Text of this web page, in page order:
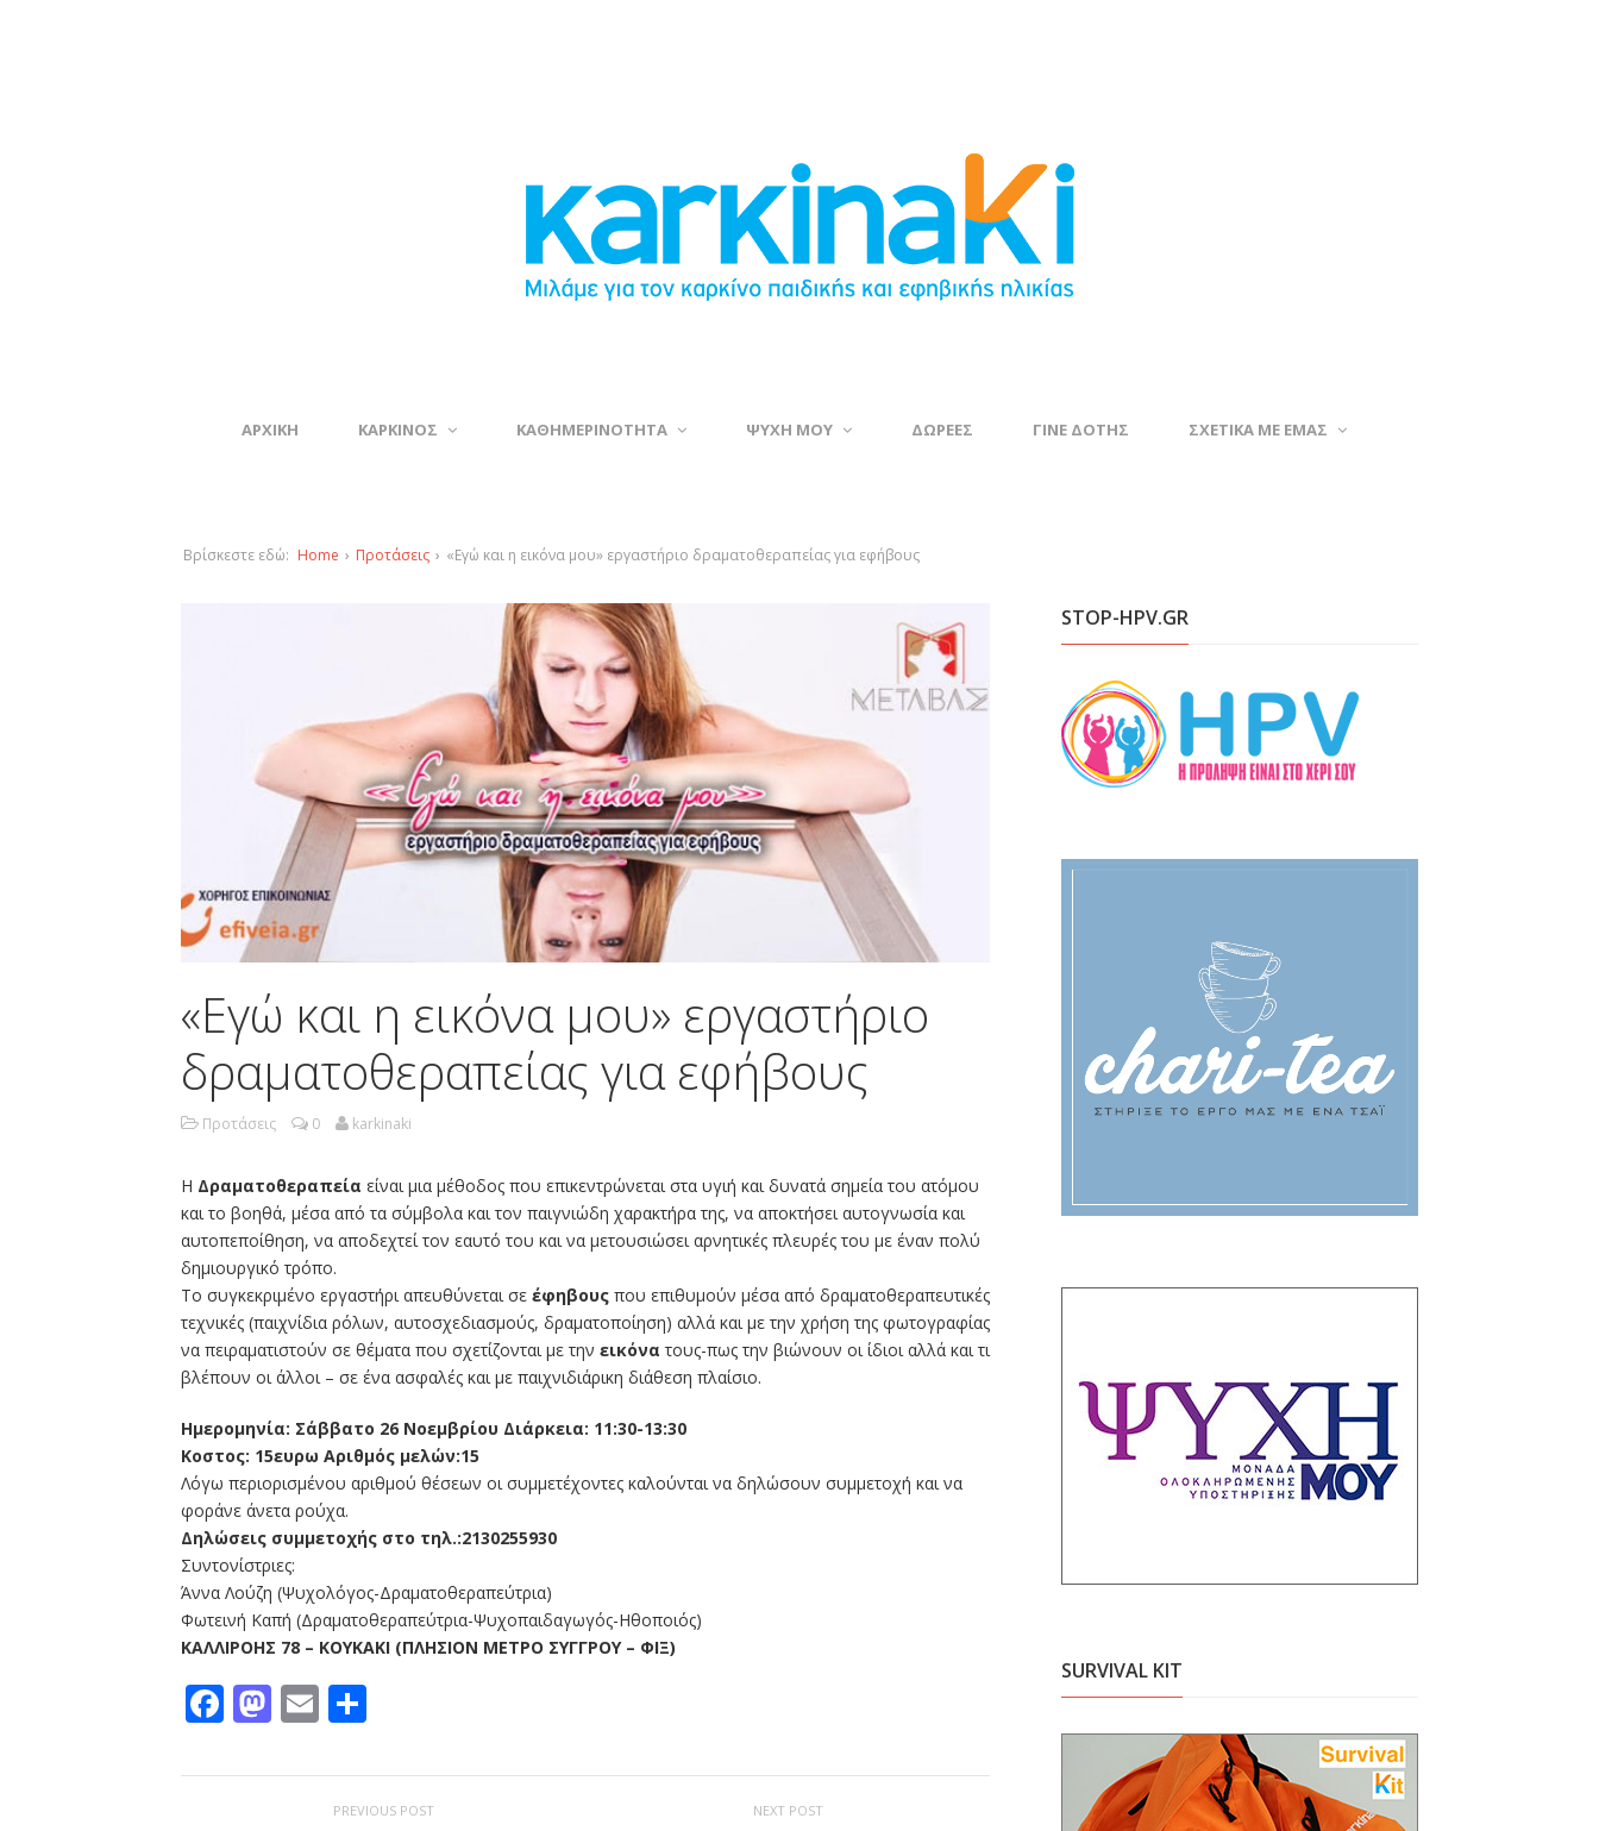
ΑΡΧΙΚΗ ΚΑΡΚΙΝΟΣ ΚΑΘΗΜΕΡΙΝΟΤΗΤΑ ΨΥΧΗ ΜΟΥ ΔΩΡΕΕΣ ΓΙΝΕ ΔΟΤΗΣ ΣΧΕΤΙΚΑ ΜΕ ΕΜΑΣ
Βρίσκεστε εδώ: Home › Προτάσεις › «Εγώ και η εικόνα μου» εργαστήριο δραματοθεραπείας για εφήβους
«Εγώ και η εικόνα μου» εργαστήριο
δραματοθεραπείας για εφήβους
Προτάσεις 0 karkinaki
Η Δραματοθεραπεία είναι μια μέθοδος που επικεντρώνεται στα υγιή και δυνατά σημεία του ατόμου
και το βοηθά, μέσα από τα σύμβολα και τον παιγνιώδη χαρακτήρα της, να αποκτήσει αυτογνωσία και
αυτοπεποίθηση, να αποδεχτεί τον εαυτό του και να μετουσιώσει αρνητικές πλευρές του με έναν πολύ
δημιουργικό τρόπο.
Το συγκεκριμένο εργαστήρι απευθύνεται σε έφηβους που επιθυμούν μέσα από δραματοθεραπευτικές
τεχνικές (παιχνίδια ρόλων, αυτοσχεδιασμούς, δραματοποίηση) αλλά και με την χρήση της φωτογραφίας
να πειραματιστούν σε θέματα που σχετίζονται με την εικόνα τους-πως την βιώνουν οι ίδιοι αλλά και τι
βλέπουν οι άλλοι – σε ένα ασφαλές και με παιχνιδιάρικη διάθεση πλαίσιο.
Ημερομηνία: Σάββατο 26 Νοεμβρίου Διάρκεια: 11:30-13:30
Κοστος: 15ευρω Αριθμός μελών:15
Λόγω περιορισμένου αριθμού θέσεων οι συμμετέχοντες καλούνται να δηλώσουν συμμετοχή και να
φοράνε άνετα ρούχα.
Δηλώσεις συμμετοχής στο τηλ.:2130255930
Συντονίστριες:
Άννα Λούζη (Ψυχολόγος-Δραματοθεραπεύτρια)
Φωτεινή Καπή (Δραματοθεραπεύτρια-Ψυχοπαιδαγωγός-Ηθοποιός)
ΚΑΛΛΙΡΟΗΣ 78 – ΚΟΥΚΑΚΙ (ΠΛΗΣΙΟΝ ΜΕΤΡΟ ΣΥΓΓΡΟΥ – ΦΙΞ)
Facebook
Mastodon
Email
PREVIOUS POST NEXT POST
STOP-HPV.GR
SURVIVAL KIT